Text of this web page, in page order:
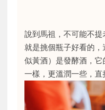
說到馬祖，不可能不提
就是挑個瓶子好看的
似黃酒）是發酵酒，
一樣，更溫潤一些，直